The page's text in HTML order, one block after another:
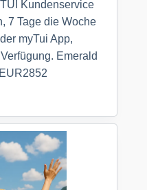
Kundenservice
7 Tage die Woche
myTui App,
Emerald